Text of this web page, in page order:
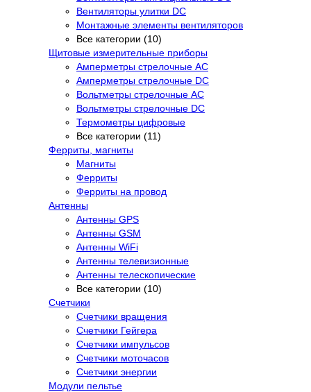
Вентиляторы улитки DC
Монтажные элементы вентиляторов
Все категории (10)
Щитовые измерительные приборы
Амперметры стрелочные AC
Амперметры стрелочные DC
Вольтметры стрелочные AC
Вольтметры стрелочные DC
Термометры цифровые
Все категории (11)
Ферриты, магниты
Магниты
Ферриты
Ферриты на провод
Антенны
Антенны GPS
Антенны GSM
Антенны WiFi
Антенны телевизионные
Антенны телескопические
Все категории (10)
Счетчики
Счетчики вращения
Счетчики Гейгера
Счетчики импульсов
Счетчики моточасов
Счетчики энергии
Модули пельтье